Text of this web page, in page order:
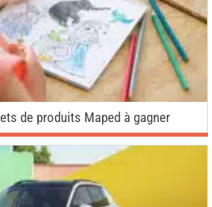
de produits Maped à gagner